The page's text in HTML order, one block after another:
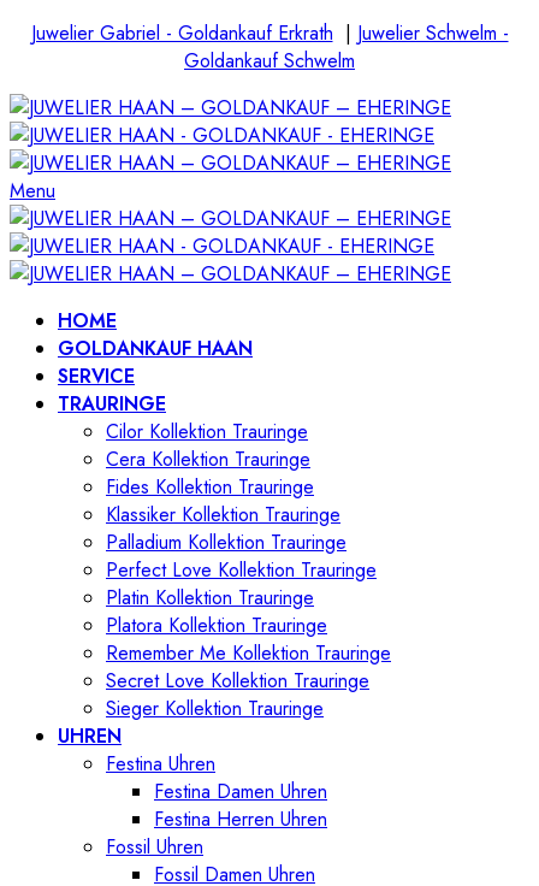
Juwelier Gabriel - Goldankauf Erkrath | Juwelier Schwelm -
Goldankauf Schwelm
Menu
HOME
GOLDANKAUF HAAN
SERVICE
TRAURINGE
Cilor Kollektion Trauringe
Cera Kollektion Trauringe
Fides Kollektion Trauringe
Klassiker Kollektion Trauringe
Palladium Kollektion Trauringe
Perfect Love Kollektion Trauringe
Platin Kollektion Trauringe
Platora Kollektion Trauringe
Remember Me Kollektion Trauringe
Secret Love Kollektion Trauringe
Sieger Kollektion Trauringe
UHREN
Festina Uhren
Festina Damen Uhren
Festina Herren Uhren
Fossil Uhren
Fossil Damen Uhren